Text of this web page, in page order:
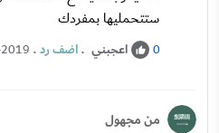
ستتحمليها بمفردك
0 اعجبني .اضف رد.
من مجهول